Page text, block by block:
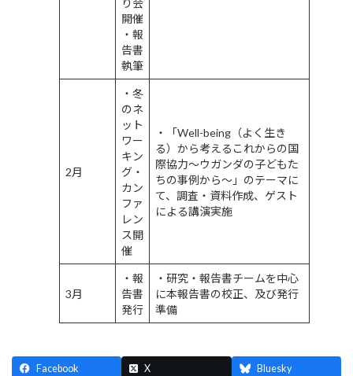
り会
開催
・報
告書
執筆
2月
・冬
のネ
ット
ワー
キン
グ・
カン
ファ
レン
ス開
催
・「Well-being（よく生き
る）から考えるこれからの国
際協力～ウガンダの子どもた
ちの事例から～」のテーマに
て、調査・資料作成、ゲスト
による講演実施
3月
・報
告書
発行
・研究・報告書チームを中心
に本報告書の校正、及び発行
準備
Facebook X Bluesky